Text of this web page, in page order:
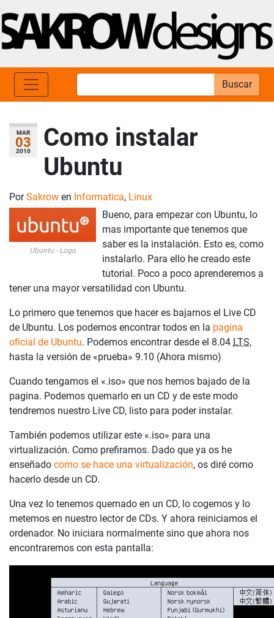
Buscar
MAR
03
2010
Como instalar
Ubuntu
PorSakrow en Informatica, Linux
Ubuntu - Logo
Bueno, para empezar con Ubuntu, lo
mas importante que tenemos que
saber es la instalación. Esto es, como
instalarlo. Para ello he creado este
tutorial. Poco a poco aprenderemos a
tener una mayor versatilidad con Ubuntu.
Lo primero que tenemos que hacer es bajarnos el Live CD
de Ubuntu. Los podemos encontrar todos en la pagina
oficial de Ubuntu. Podemos encontrar desde el 8.04 LTS,
hasta la versión de «prueba» 9.10 (Ahora mismo)
Cuando tengamos el «.iso» que nos hemos bajado de la
pagina. Podemos quemarlo en un CD y de este modo
tendremos nuestro Live CD, listo para poder instalar.
También podemos utilizar este «.iso» para una
virtualización. Como prefiramos. Dado que ya os he
enseñado como se hace una virtualización, os diré como
hacerlo desde un CD.
Una vez lo tenemos quemado en un CD, lo cogemos y lo
metemos en nuestro lector de CDs. Y ahora reiniciamos el
ordenador. No iniciara normalmente sino que ahora nos
encontraremos con esta pantalla: